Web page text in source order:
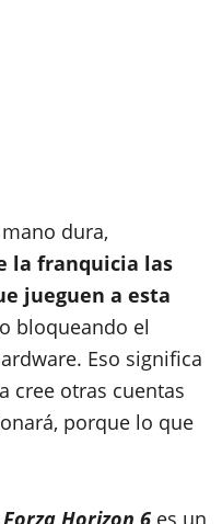
dura,
la franquicia las
jueguen a esta
bloqueando el
Eso significa
cree otras cuentas
porque lo que
Forza Horizon 6 es un